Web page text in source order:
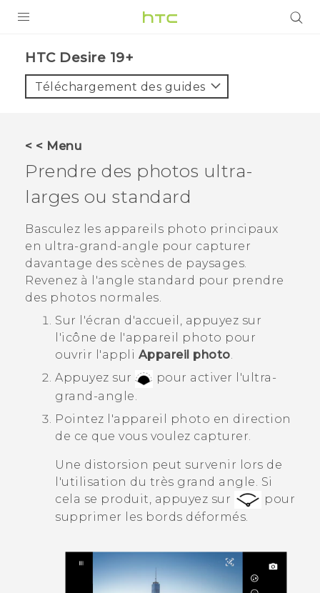
VIVE
VIVERSE
ASSISTANCE
Appareils HTC & Accessoires
Connexion
‎HTC Desire 19+‎‎
Téléchargement des guides
< < Menu
Prendre des photos ultra-
larges ou standard
Basculez les appareils photo principaux
en ultra-grand-angle pour capturer
davantage des scènes de paysages.
Revenez à l'angle standard pour prendre
des photos normales.
Sur l'écran d'accueil , appuyez sur
l'icône de l'appareil photo pour
ouvrir l'appli Appareil photo.
Appuyez sur
pour activer l'ultra-
grand-angle.
Pointez l'appareil photo en direction
de ce que vous voulez capturer.
Une distorsion peut survenir lors de
l'utilisation du très grand angle. Si
cela se produit, appuyez sur
pour
supprimer les bords déformés.